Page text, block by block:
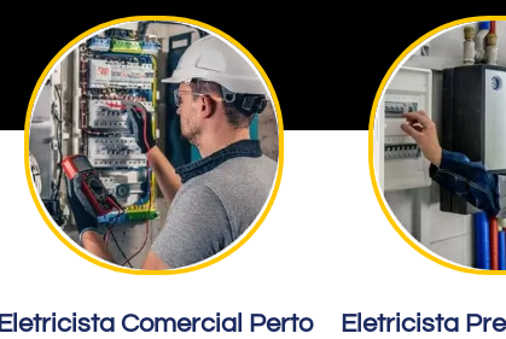
Eletricista Comercial Perto
Eletricista